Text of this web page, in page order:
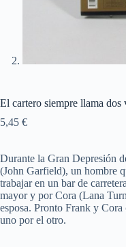
El cartero siempre llama dos
5,45 €
Durante la Gran Depresión
(John Garfield), un hombre
trabajar en un bar de
mayor y por Cora (Lana
esposa. Pronto Frank y Cora
uno por el otro.